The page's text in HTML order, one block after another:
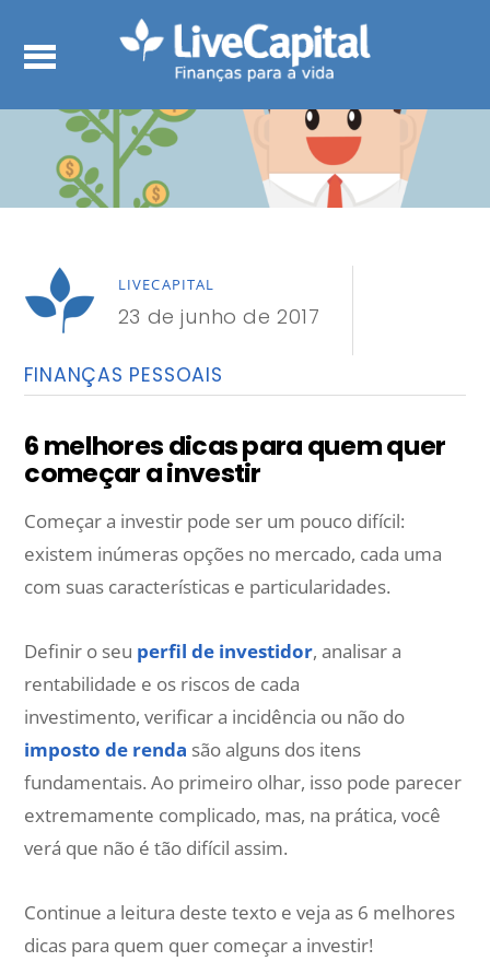
LIVECAPITAL
23 de junho de 2017
FINANÇAS PESSOAIS
6 melhores dicas para quem quer
começar a investir
Começar a investir pode ser um pouco difícil:
existem inúmeras opções no mercado, cada uma
com suas características e particularidades.
Definir o seu perfil de investidor, analisar a
rentabilidade e os riscos de cada
investimento, verificar a incidência ou não do
imposto de renda são alguns dos itens
fundamentais. Ao primeiro olhar, isso pode parecer
extremamente complicado, mas, na prática, você
verá que não é tão difícil assim.
Continue a leitura deste texto e veja as 6 melhores
dicas para quem quer começar a investir!